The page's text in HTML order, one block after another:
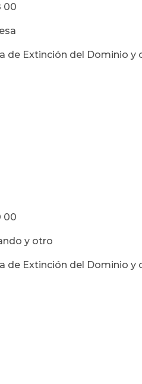
00
de Extinción del Dominio y
00
y otro
de Extinción del Dominio y